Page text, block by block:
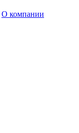
О компании